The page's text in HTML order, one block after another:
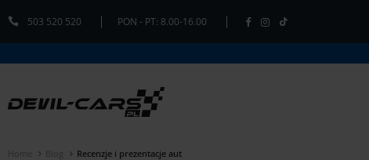
503 520 520 PON - PT: 8.00-16.00
Home Blog Recenzje i prezentacje aut